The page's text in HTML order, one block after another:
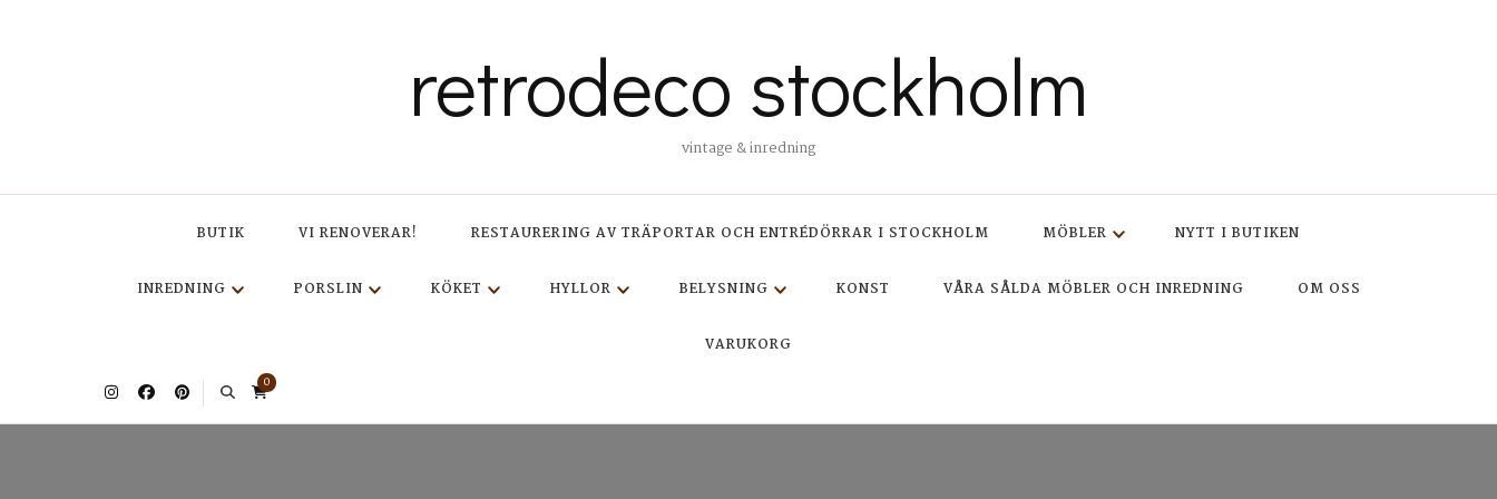
retrodeco stockholm
vintage & inredning
BUTIK VI RENOVERAR! RESTAURERING AV TRÄPORTAR OCH ENTRÉDÖRRAR I STOCKHOLM MÖBLER NYTT I BUTIKEN
INREDNING PORSLIN KÖKET HYLLOR BELYSNING KONST VÅRA SÅLDA MÖBLER OCH INREDNING OM OSS
VARUKORG
0